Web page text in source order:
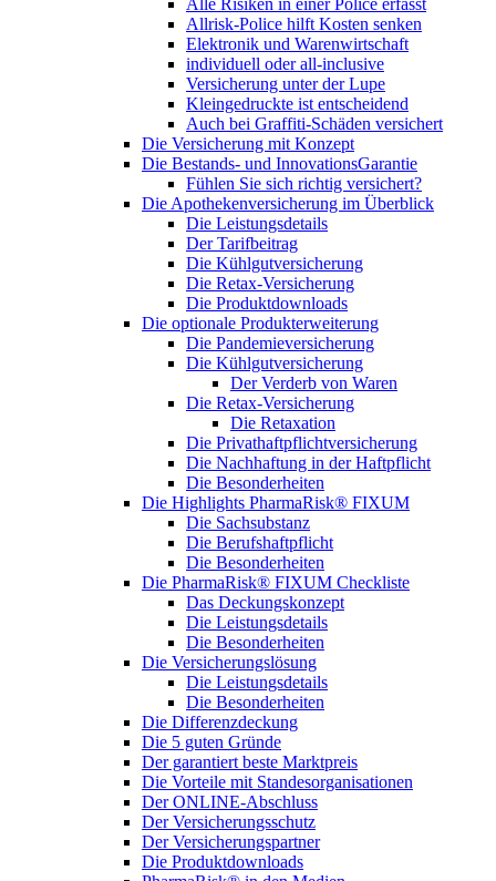
Alle Risiken in einer Police erfasst
Allrisk-Police hilft Kosten senken
Elektronik und Warenwirtschaft
individuell oder all-inclusive
Versicherung unter der Lupe
Kleingedruckte ist entscheidend
Auch bei Graffiti-Schäden versichert
Die Versicherung mit Konzept
Die Bestands- und InnovationsGarantie
Fühlen Sie sich richtig versichert?
Die Apothekenversicherung im Überblick
Die Leistungsdetails
Der Tarifbeitrag
Die Kühlgutversicherung
Die Retax-Versicherung
Die Produktdownloads
Die optionale Produkterweiterung
Die Pandemieversicherung
Die Kühlgutversicherung
Der Verderb von Waren
Die Retax-Versicherung
Die Retaxation
Die Privathaftpflichtversicherung
Die Nachhaftung in der Haftpflicht
Die Besonderheiten
Die Highlights PharmaRisk® FIXUM
Die Sachsubstanz
Die Berufshaftpflicht
Die Besonderheiten
Die PharmaRisk® FIXUM Checkliste
Das Deckungskonzept
Die Leistungsdetails
Die Besonderheiten
Die Versicherungslösung
Die Leistungsdetails
Die Besonderheiten
Die Differenzdeckung
Die 5 guten Gründe
Der garantiert beste Marktpreis
Die Vorteile mit Standesorganisationen
Der ONLINE-Abschluss
Der Versicherungsschutz
Der Versicherungspartner
Die Produktdownloads